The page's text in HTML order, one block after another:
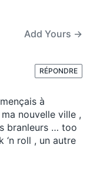
Add Yours →
à
nouvelle ville ,
branleurs … too
roll , un autre
RÉPONDRE